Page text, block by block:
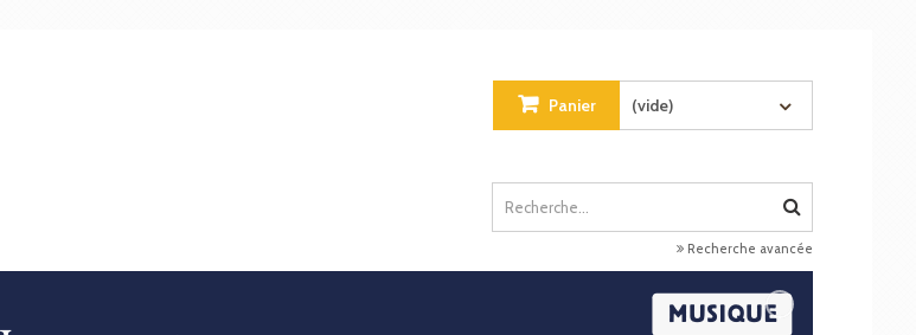
Panier (vide)
Recherche avancée